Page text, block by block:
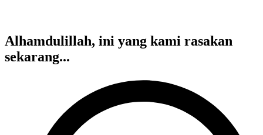
Alhamdulillah, ini yang kami rasakan
sekarang...